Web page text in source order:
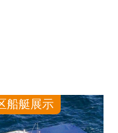
船艇展示